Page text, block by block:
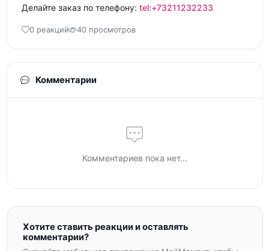
Делайте заказ по телефону: tel:+73211232233
0 реакций 40 просмотров
Комментарии
Комментариев пока нет...
Хотите ставить реакции и оставлять
комментарии?